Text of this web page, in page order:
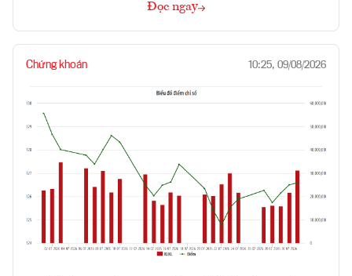
Đọc ngay
Chứng khoán 10:25, 09/08/2026